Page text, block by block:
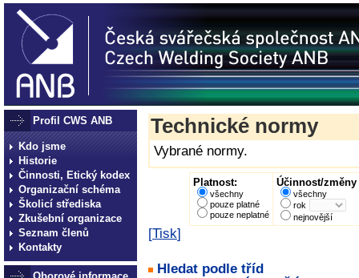
Profil CWS ANB
Kdo jsme
Historie
Činnosti, Etický kodex
Organizační schéma
Školicí střediska
Zkušební organizace
Seznam členů
Kontakty
Technické normy
Vybrané normy.
Platnost:
všechny
pouze platné
pouze neplatné
Účinnost/změny
všechny
rok
nejnovější
[Tisk]
Hledat podle tříd